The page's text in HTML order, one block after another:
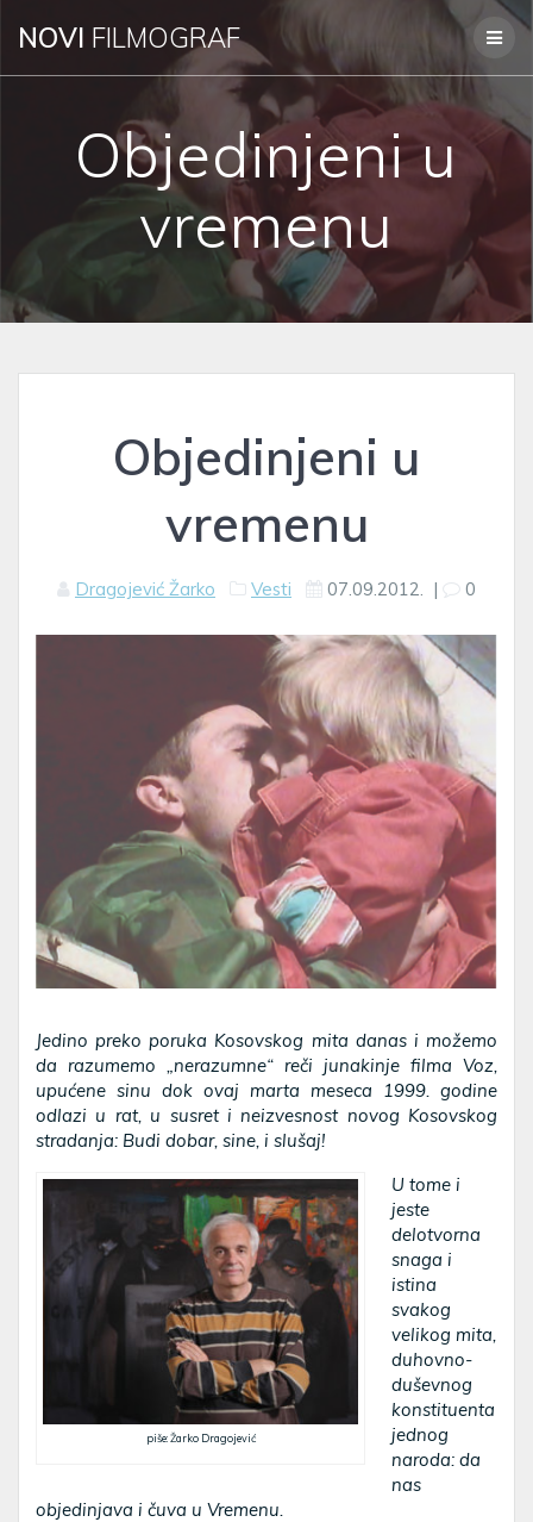
content
NOVI FILMOGRAF
Objedinjeni u
vremenu
Objedinjeni u
vremenu
Dragojević Žarko Vesti 07.09.2012. | 0
Jedino preko poruka Kosovskog mita danas i možemo
da razumemo „nerazumne“ reči junakinje filma Voz,
upućene sinu dok ovaj marta meseca 1999. godine
odlazi u rat, u susret i neizvesnost novog Kosovskog
stradanja: Budi dobar, sine, i slušaj!
piše: Žarko Dragojević
U tome i
jeste
delotvorna
snaga i
istina
svakog
velikog mita,
duhovno-
duševnog
konstituenta
jednog
naroda: da
nas
objedinjava i čuva u Vremenu.